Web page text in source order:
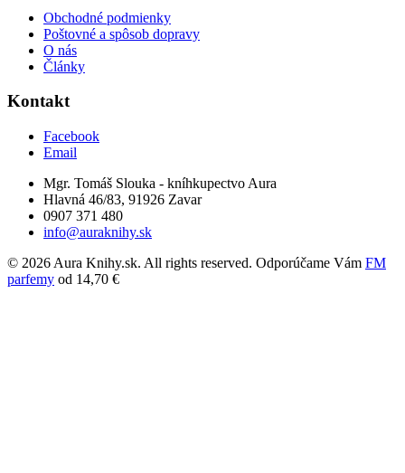
Obchodné podmienky
Poštovné a spôsob dopravy
O nás
Články
Kontakt
Facebook
Email
Mgr. Tomáš Slouka - kníhkupectvo Aura
Hlavná 46/83, 91926 Zavar
0907 371 480
info@auraknihy.sk
© 2026 Aura Knihy.sk. All rights reserved. Odporúčame Vám FM
parfemy od 14,70 €